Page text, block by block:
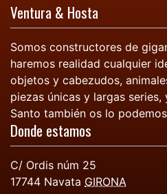
Ventura & Hosta
Somos constructores de
haremos realidad cualquier
objetos y cabezudos,
piezas únicas y largas
Santo también os lo
Donde estamos
C/ Ordis núm 25
17744 Navata GIRONA